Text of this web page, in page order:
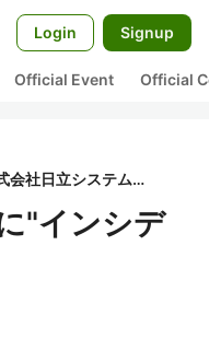
Login Signup
Official Event Official
株式会社日立システムズ
"インシデ